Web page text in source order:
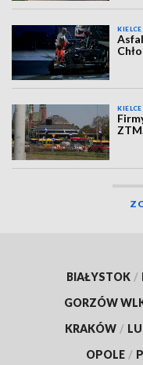
KIELCE
KIELCE
BIAŁYSTOK /
GORZÓW
KRAKÓW /
OPOLE /